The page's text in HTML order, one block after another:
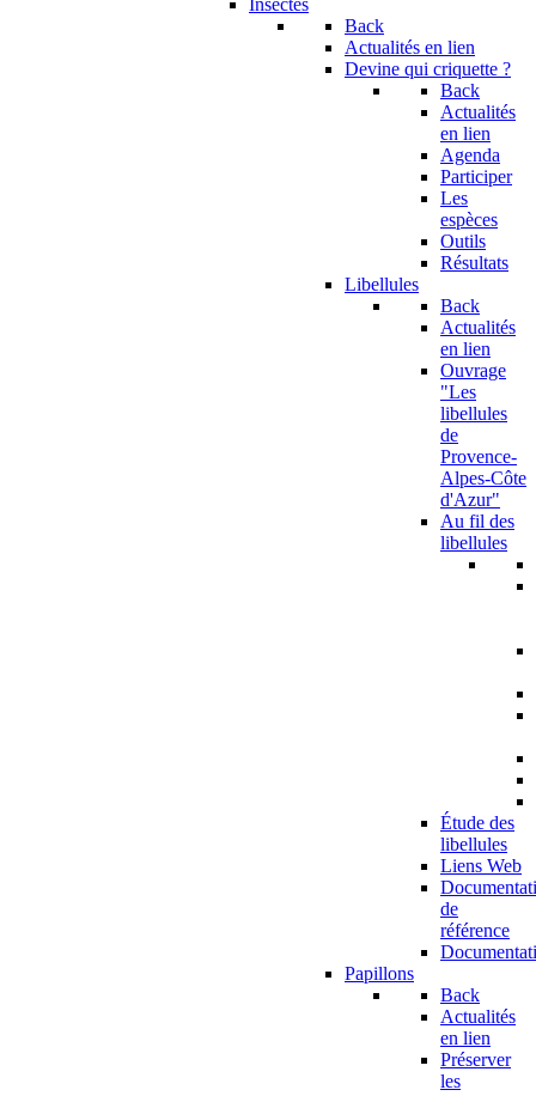
Insectes
Back
Actualités en lien
Devine qui criquette ?
Back
Actualités
en lien
Agenda
Participer
Les
espèces
Outils
Résultats
Libellules
Back
Actualités
en lien
Ouvrage
"Les
libellules
de
Provence-
Alpes-Côte
d'Azur"
Au fil des
libellules
Étude des
libellules
Liens Web
de
référence
Papillons
Back
Actualités
en lien
Préserver
les